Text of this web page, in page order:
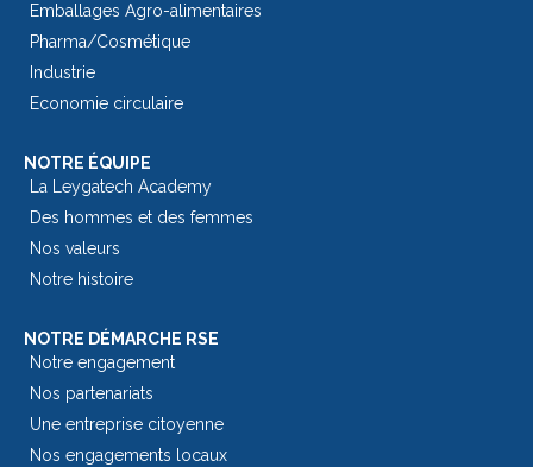
Emballages Agro-alimentaires
Pharma/Cosmétique
Industrie
Economie circulaire
NOTRE ÉQUIPE
La Leygatech Academy
Des hommes et des femmes
Nos valeurs
Notre histoire
NOTRE DÉMARCHE RSE
Notre engagement
Nos partenariats
Une entreprise citoyenne
Nos engagements locaux